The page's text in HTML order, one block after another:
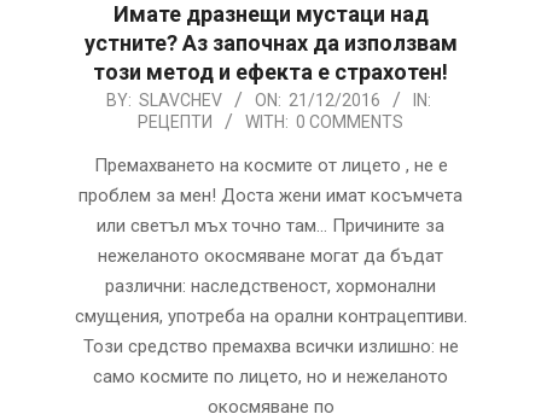
Имате дразнещи мустаци над
устните? Аз започнах да използвам
този метод и ефекта е страхотен!
2016-BY: SLAVCHEV ON: 21/12/2016
IN:
РЕЦЕПТИ
WITH: 0 COMMENTS
Премахването на космите от лицето , не е
проблем за мен! Доста жени имат косъмчета
или светъл мъх точно там… Причините за
нежеланото окосмяване могат да бъдат
различни: наследственост, хормонални
смущения, употреба на орални контрацептиви.
Този средство премахва всички излишно: не
само космите по лицето, но и нежеланото
окосмяване по